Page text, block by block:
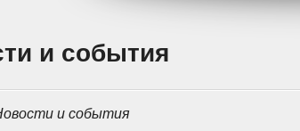
и события
и события